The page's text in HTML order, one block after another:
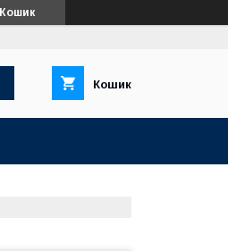
Кошик
Кошик